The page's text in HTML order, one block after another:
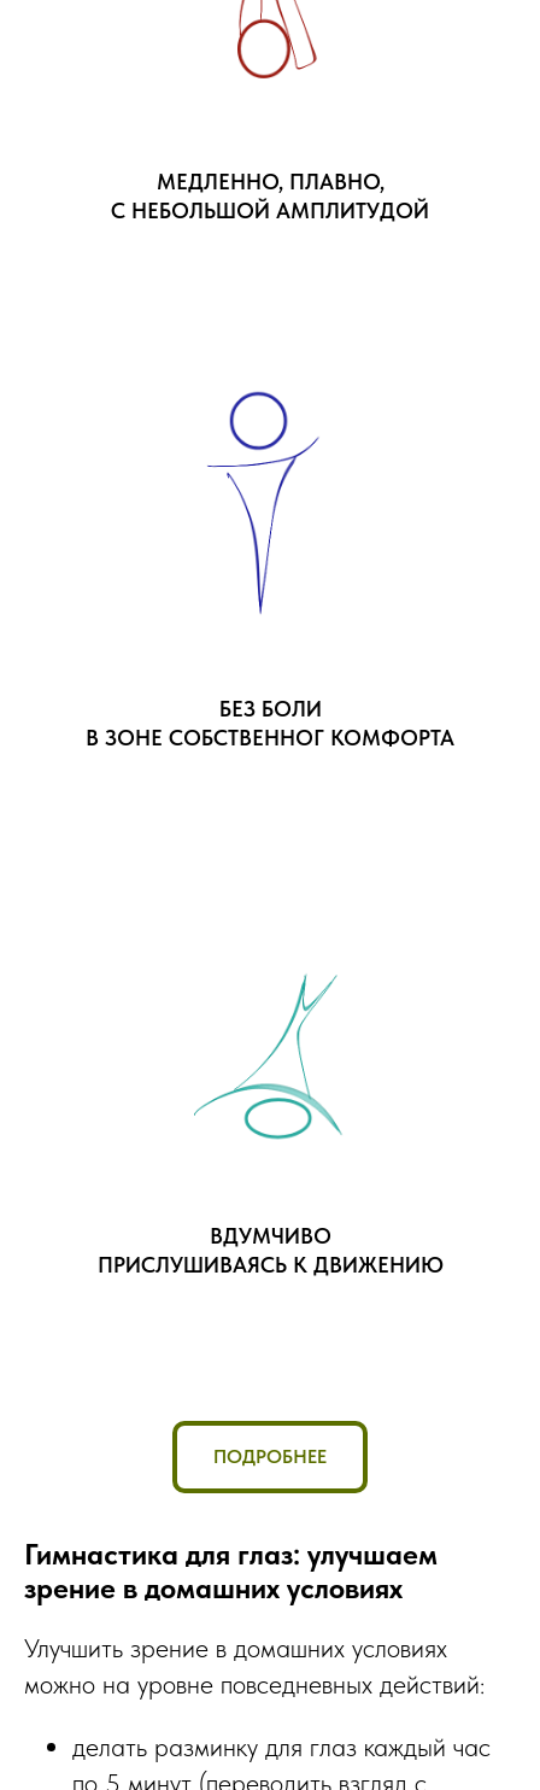
МЕДЛЕННО, ПЛАВНО,
С НЕБОЛЬШОЙ АМПЛИТУДОЙ
БЕЗ БОЛИ
В ЗОНЕ СОБСТВЕННОГ КОМФОРТА
ВДУМЧИВО
ПРИСЛУШИВАЯСЬ К ДВИЖЕНИЮ
ПОДРОБНЕЕ
Гимнастика для глаз: улучшаем
зрение в домашних условиях
Улучшить зрение в домашних условиях
можно на уровне повседневных действий:
делать разминку для глаз каждый час
по 5 минут (переводить взгляд с